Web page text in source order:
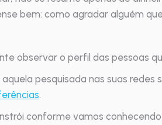
bem: como agradar alguém
observar o perfil das pessoas
pesquisada nas suas redes
.
conforme vamos